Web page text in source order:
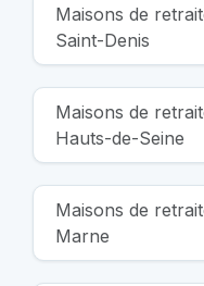
Maisons de
Saint-Denis
Maisons de
Hauts-de-Seine
Maisons de
Marne